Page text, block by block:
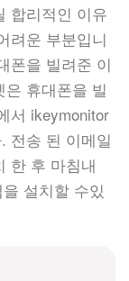
합리적인 이유
려운 부분입니
폰을 빌려준 이
휴대폰을 빌
서 ikeymonitor
전송 된 이메일
한 후 마침내
설치할 수있